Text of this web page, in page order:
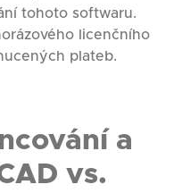
tohoto softwaru.
licenčního
plateb.
a
vs.